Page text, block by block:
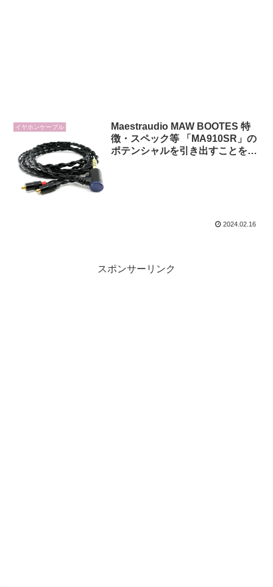
イヤホンケーブル
Maestraudio MAW BOOTES 特
徴・スペック等 「MA910SR」の
ポテンシャルを引き出すことを目
2024.02.16
スポンサーリンク